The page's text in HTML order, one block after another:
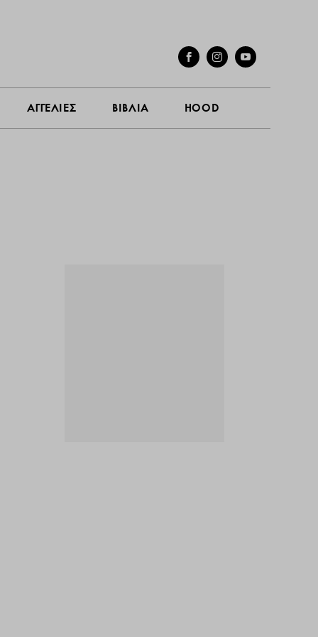
ΑΓΓΕΛΙΕΣ ΒΙΒΛΙΑ HOOD
HOOD